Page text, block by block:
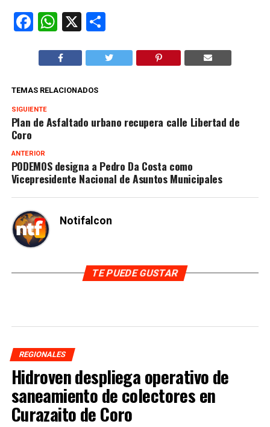
Facebook
WhatsApp
X Compartir
TEMAS RELACIONADOS
SIGUIENTE
Plan de Asfaltado urbano recupera calle Libertad de
Coro
ANTERIOR
PODEMOS designa a Pedro Da Costa como
Vicepresidente Nacional de Asuntos Municipales
Notifalcon
TE PUEDE GUSTAR
REGIONALES
Hidroven despliega operativo de
saneamiento de colectores en
Curazaito de Coro